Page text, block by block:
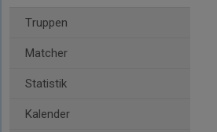
Truppen
Matcher
Statistik
Kalender